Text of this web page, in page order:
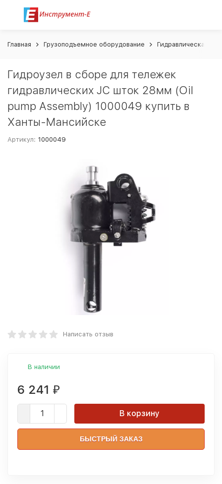
Главная Грузоподъемное оборудование Гидравлическая
Гидроузел в сборе для тележек
гидравлических JC шток 28мм (Oil
pump Assembly) 1000049 купить в
Ханты-Мансийске
Артикул: 1000049
Написать отзыв
В наличии
6 241 ₽
В корзину
БЫСТРЫЙ ЗАКАЗ